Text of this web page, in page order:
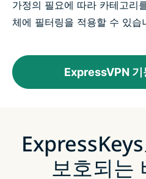
가정의 필요에 따라 카테고리
체에 필터링을 적용할 수 있습
ExpressVPN 기
보호되는